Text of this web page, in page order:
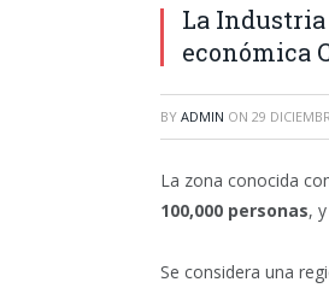
La
económica
BY ADMIN ON 29
La zona conocida
100,000 personas,
Se considera una